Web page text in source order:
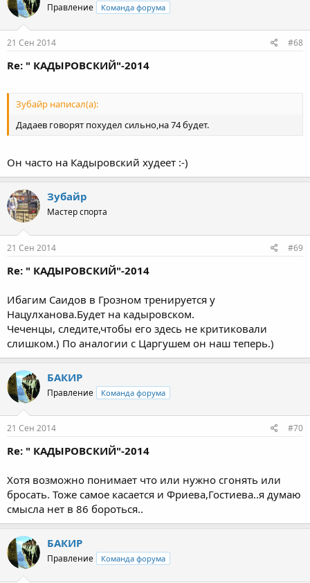
Правление Команда форума
21 Сен 2014 #68
Re: " КАДЫРОВСКИЙ"-2014
Зубайр написал(а):
Дадаев говорят похудел сильно,на 74 будет.
Он часто на Кадыровский худеет :-)
Зубайр
Мастер спорта
21 Сен 2014 #69
Re: " КАДЫРОВСКИЙ"-2014
Ибагим Саидов в Грозном тренируется у
Нацулханова.Будет на кадыровском.
Чеченцы, следите,чтобы его здесь не критиковали
слишком.) По аналогии с Царгушем он наш теперь.)
БАКИР
Правление Команда форума
21 Сен 2014 #70
Re: " КАДЫРОВСКИЙ"-2014
Хотя возможно понимает что или нужно сгонять или
бросать. Тоже самое касается и Фриева,Гостиева..я думаю
смысла нет в 86 бороться..
БАКИР
Правление Команда форума